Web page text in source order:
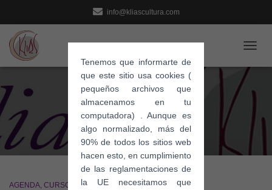
Tenemos que informarte de
que este sitio usa cookies (
pequeños archivos que
almacenamos en tu
computadora) . Aunque es
algo normalizado, más del
90% de todos los sitios web
hacen esto, en cumplimiento
de las reglamentaciones de
la UE necesitamos que
info@kliascultura.com
MODO
En Compañía
AGENDA CURSOS Y CONFERENCIAS